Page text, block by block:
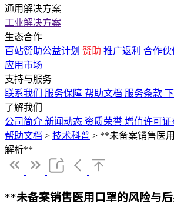
通用解决方案
工业解决方案
生态合作
百站赞助公益计划 赞助 推广返利 合作伙
应用市场
支持与服务
联系我们
服务保障 帮助文档 服务条款
了解我们
公司简介 新闻动态 资质荣誉 增值许可证
帮助文档 > 技术科普 > **未备案销售医
解析**
**未备案销售医用口罩的风险与